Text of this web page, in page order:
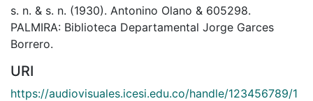
s. n. & s. n. (1930). Antonino Olano & 605298.
PALMIRA: Biblioteca Departamental Jorge Garces
Borrero.
URI
https://audiovisuales.icesi.edu.co/handle/123456789/1